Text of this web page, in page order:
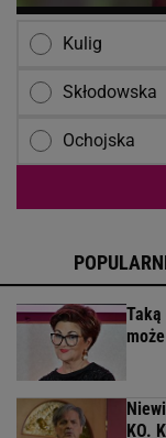
Kulig
Skłodowska
Ochojska
KO.